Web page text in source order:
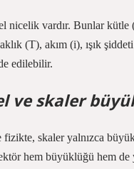
nicelik vardır. Bunlar kütle
(T), akım (i), ışık
edilebilir.
ve skaler
fizikte, skaler yalnızca
hem büyüklüğü hem de